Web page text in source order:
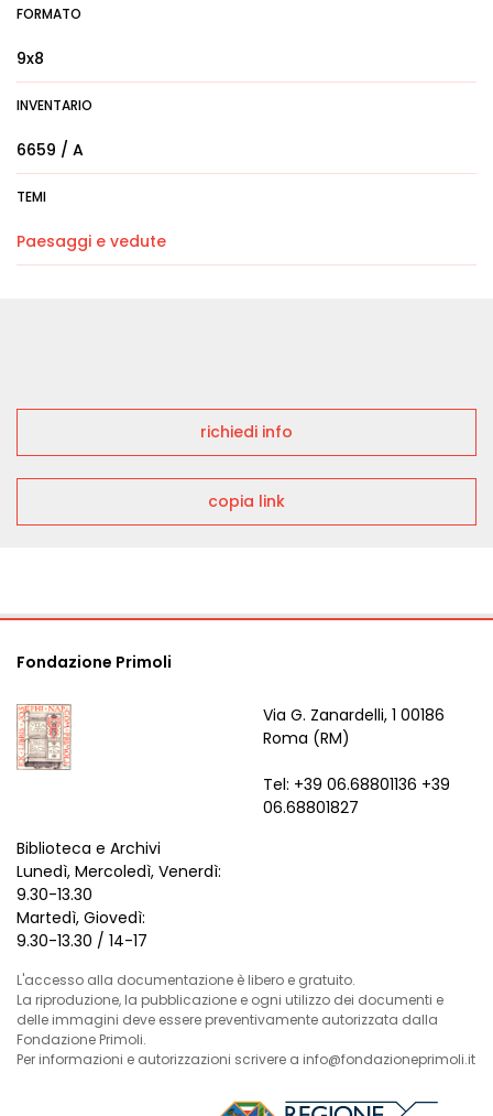
FORMATO
9x8
INVENTARIO
6659 / A
TEMI
Paesaggi e vedute
richiedi info
copia link
Fondazione Primoli
Via G. Zanardelli, 1 00186
Roma (RM)
Tel: +39 06.68801136 +39
06.68801827
Biblioteca e Archivi
Lunedì, Mercoledì, Venerdì:
9.30-13.30
Martedì, Giovedì:
9.30-13.30 / 14-17
L'accesso alla documentazione è libero e gratuito.
La riproduzione, la pubblicazione e ogni utilizzo dei documenti e
delle immagini deve essere preventivamente autorizzata dalla
Fondazione Primoli.
Per informazioni e autorizzazioni scrivere a info@fondazioneprimoli.it